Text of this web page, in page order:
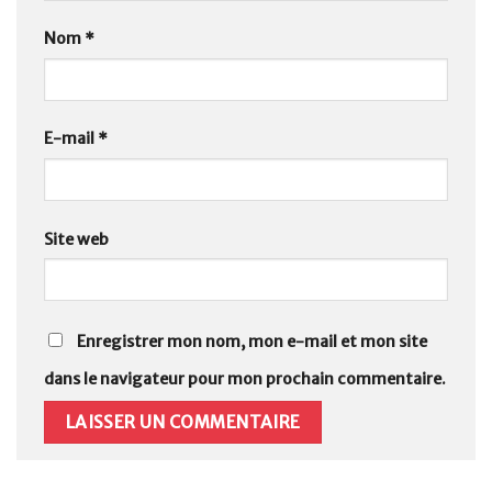
Nom *
E-mail *
Site web
Enregistrer mon nom, mon e-mail et mon site
dans le navigateur pour mon prochain commentaire.